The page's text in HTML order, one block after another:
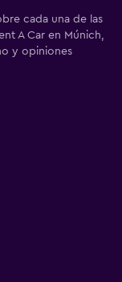
cada una de las
A Car en Múnich,
y opiniones